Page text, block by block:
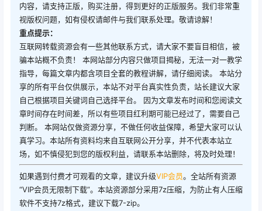
内容，请支持正版，购买注册，得到更好的正版服务。我们非常重
视版权问题，如有侵权请邮件与我们联系处理。敬请谅解！
重点提示：
互联网转载资源会有一些其他联系方式，请大家不要盲目相信，被
骗本站概不负责！ 本网站部分内容只做项目揭秘，无法一对一教学
指导，每篇文章内都含项目全套的教程讲解，请仔细阅读。 本站分
享的所有平台仅供展示，本站不对平台真实性负责，站长建议大家
自己根据项目关键词自己选择平台。 因为文章发布时间和您阅读文
章时间存在时间差，所以有些项目红利期可能已经过了，需要自己
判断。 本网站仅做资源分享，不做任何收益保障，希望大家可以认
真学习。本站所有资料均来自互联网公开分享，并不代表本站立
场，如不慎侵犯到您的版权利益，请联系本站删除，将及时处理！
如果遇到付费才可观看的文章，建议升级VIP会员。全站所有资源
“VIP会员无限制下载”。本站资源部分采用7z压缩，为防止有人压缩
软件不支持7z格式，建议下载7-zip。